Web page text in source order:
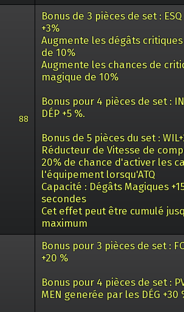
88
Bonus de 3 pièces de set :
+3%
Augmente les dégâts
de 10%
Augmente les chances de
magique de 10%
Bonus pour 4 pièces de set :
DÉP +5 %.
Bonus de 5 pièces du set :
Réducteur de Vitesse de
20% de chance d'activer les
l'équipement lorsqu'ATQ
Capacité : Dégâts Magiques
secondes
Cet effet peut être cumulé
maximum
Bonus pour 3 pièces de set :
+20 %
Bonus pour 4 pièces de set :
MEN generée par les DÉG +30